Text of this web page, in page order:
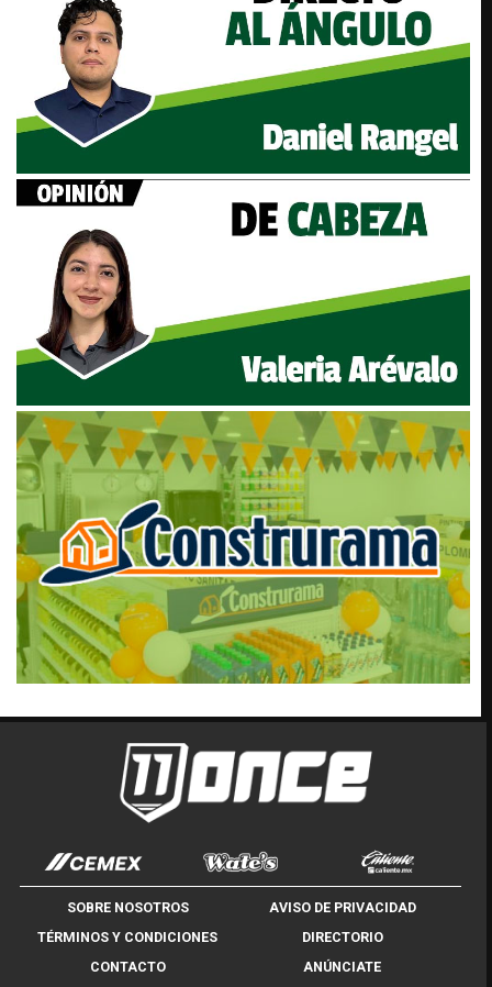
SOBRE NOSOTROS
AVISO DE PRIVACIDAD
TÉRMINOS Y CONDICIONES
DIRECTORIO
CONTACTO
ANÚNCIATE